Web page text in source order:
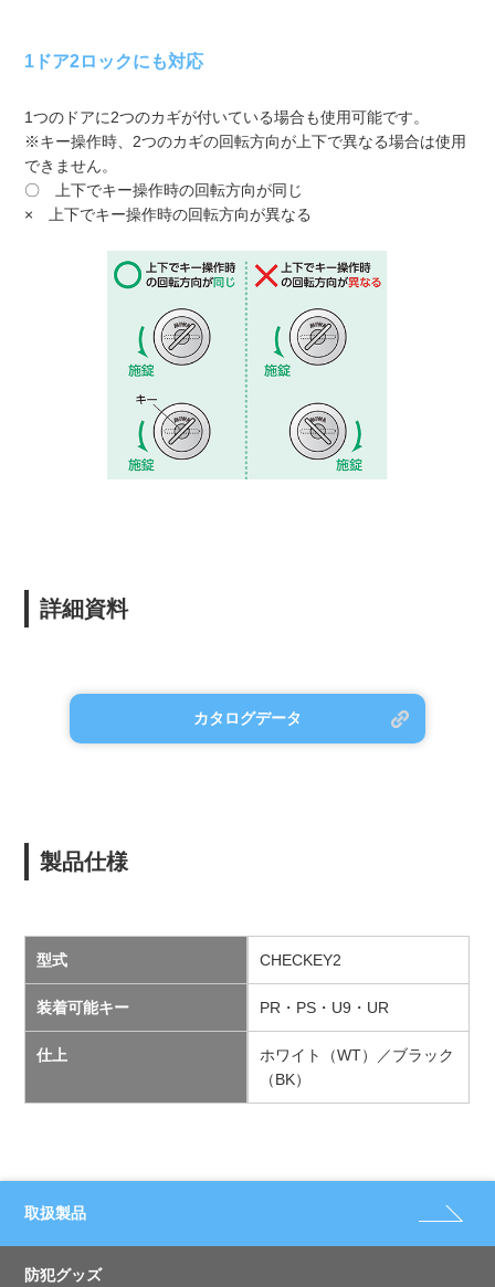
1ドア2ロックにも対応
1つのドアに2つのカギが付いている場合も使用可能です。
※キー操作時、2つのカギの回転方向が上下で異なる場合は使用
できません。
〇 上下でキー操作時の回転方向が同じ
× 上下でキー操作時の回転方向が異なる
詳細資料
カタログデータ
製品仕様
型式 CHECKEY2
装着可能キー PR・PS・U9・UR
仕上
ホワイト（WT）／ブラック
（BK）
取扱製品
防犯グッズ